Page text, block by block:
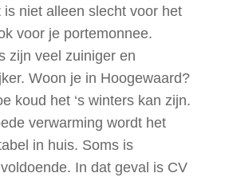
niet alleen slecht voor het
voor je portemonnee.
zijn veel zuiniger en
Woon je in Hoogewaard?
koud het ‘s winters kan zijn.
verwarming wordt het
in huis. Soms is
In dat geval is CV